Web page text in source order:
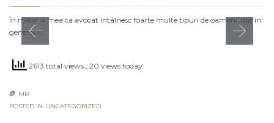
În meseria mea ca avocat întâlnesc foarte multe tipuri de oameni, dar în
general îi…
2613 total views , 20 views today
 MR
POSTED IN: UNCATEGORIZED